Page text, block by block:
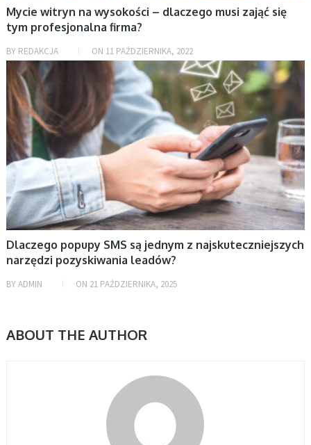
Mycie witryn na wysokości – dlaczego musi zająć się
tym profesjonalna firma?
BY REDAKCJA ON 11 PAŹDZIERNIKA, 2022
AKTUALNOŚCI, BIZNES
Dlaczego popupy SMS są jednym z najskuteczniejszych
narzędzi pozyskiwania leadów?
BY ADMIN ON 21 PAŹDZIERNIKA, 2025
ABOUT THE AUTHOR